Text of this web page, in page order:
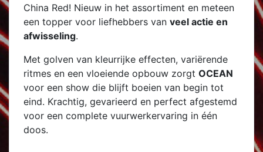
China Red! Nieuw in het assortiment en meteen
een topper voor liefhebbers van veel actie en
afwisseling.
Met golven van kleurrijke effecten, variërende
ritmes en een vloeiende opbouw zorgt OCEAN
voor een show die blijft boeien van begin tot
eind. Krachtig, gevarieerd en perfect afgestemd
voor een complete vuurwerkervaring in één
doos.